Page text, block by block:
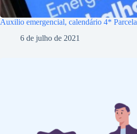
Auxilio emergencial, calendário 4* Parcela
6 de julho de 2021